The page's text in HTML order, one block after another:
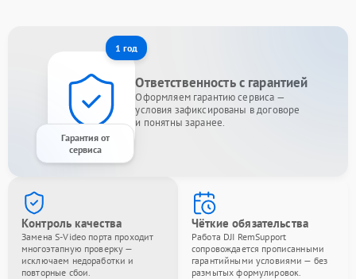
1 год
Гарантия от
сервиса
Ответственность с гарантией
Оформляем гарантию сервиса —
условия зафиксированы в договоре
и понятны заранее.
Контроль качества
Замена S-Video порта проходит
многоэтапную проверку —
исключаем недоработки и
повторные сбои.
Чёткие обязательства
Работа DJI RemSupport
сопровождается прописанными
гарантийными условиями — без
размытых формулировок.